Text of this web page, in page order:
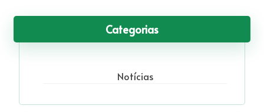
Categorias
Notícias